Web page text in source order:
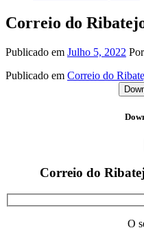
Correio do
Publicado em Julho 5, 2022 Por
Publicado em Correio do
Correio do
O